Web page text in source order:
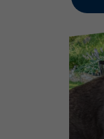
Umělá
C#
Java
Front-
Vývojář
Java -
C#.NET